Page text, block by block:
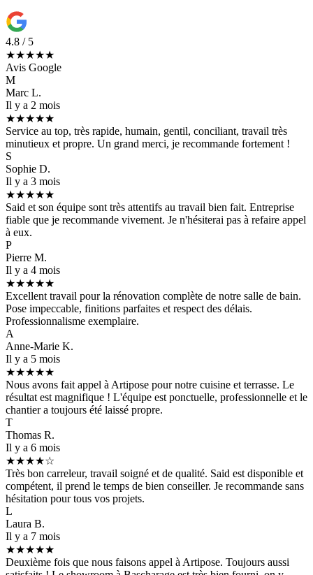
4.8 / 5
★★★★★
Avis Google
M
Marc L.
Il y a 2 mois
★★★★★
Service au top, très rapide, humain, gentil, conciliant, travail très
minutieux et propre. Un grand merci, je recommande fortement !
S
Sophie D.
Il y a 3 mois
★★★★★
Said et son équipe sont très attentifs au travail bien fait. Entreprise
fiable que je recommande vivement. Je n'hésiterai pas à refaire appel
à eux.
P
Pierre M.
Il y a 4 mois
★★★★★
Excellent travail pour la rénovation complète de notre salle de bain.
Pose impeccable, finitions parfaites et respect des délais.
Professionnalisme exemplaire.
A
Anne-Marie K.
Il y a 5 mois
★★★★★
Nous avons fait appel à Artipose pour notre cuisine et terrasse. Le
résultat est magnifique ! L'équipe est ponctuelle, professionnelle et le
chantier a toujours été laissé propre.
T
Thomas R.
Il y a 6 mois
★★★★☆
Très bon carreleur, travail soigné et de qualité. Said est disponible et
compétent, il prend le temps de bien conseiller. Je recommande sans
hésitation pour tous vos projets.
L
Laura B.
Il y a 7 mois
★★★★★
Deuxième fois que nous faisons appel à Artipose. Toujours aussi